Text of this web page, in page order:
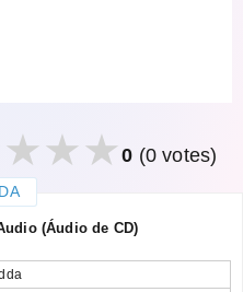
0 (0 votes)
(Áudio de CD)